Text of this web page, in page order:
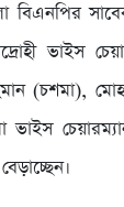
ভাইস
(চশমা),
ভাইস